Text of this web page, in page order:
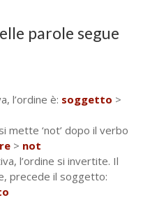
parole segue
l’ordine è: soggetto >
mette ‘not’ dopo il verbo
> not
l’ordine si invertite. Il
precede il soggetto: